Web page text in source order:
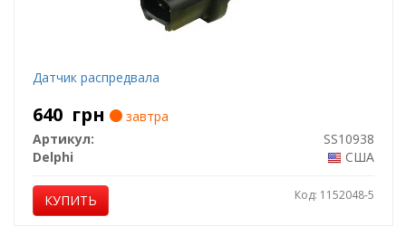
Датчик распредвала
640 грн
завтра
Артикул:
SS10938
Delphi
США
КУПИТЬ Код: 1152048-5